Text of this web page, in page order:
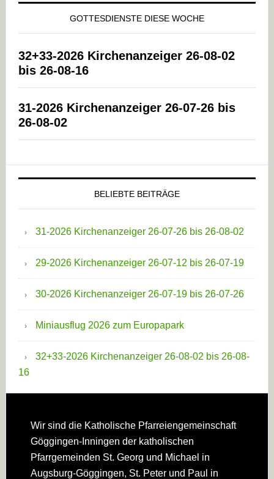
GOTTESDIENSTE DIESE WOCHE
32+33-2026 Kirchenanzeiger 26-08-02
bis 26-08-16
31-2026 Kirchenanzeiger 26-07-26 bis
26-08-02
BELIEBTE BEITRÄGE
31-2026 Kirchenanzeiger 26-07-26 bis 26-08-02
29-2026 Kirchenanzeiger 26-07-12 bis 26-07-19
30-2026 Kirchenanzeiger 26-07-19 bis 26-07-26
Miniausflug 2026 zum Europapark
32+33-2026 Kirchenanzeiger 26-08-02 bis 26-08-
16
Footer
Wir sind die Katholische Pfarreien­gemeinschaft
Göggingen-Inningen der katholischen
Pfarrgemeinden St. Georg und Michael in
Augsburg-Göggingen, St. Peter und Paul in